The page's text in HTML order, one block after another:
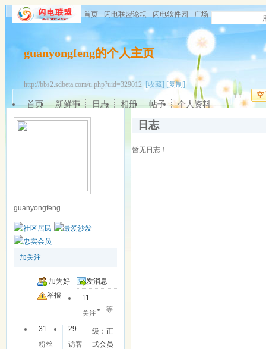
首页 闪电联盟论坛 闪电软件园 广场
guanyongfeng的个人主页
http://bbs2.sdbeta.com/u.php?uid=329012[收藏] [复制]
空
首页 新鲜事 日志 相册 帖子 个人资料
guanyongfeng
加关注
加为好
友
发消息
举报
11
关注
31
粉丝
29
访客
等
级：正
式会员
日志
暂无日志！